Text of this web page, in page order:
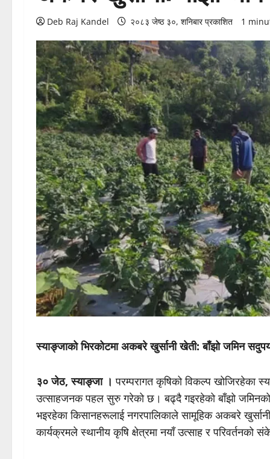
Deb Raj Kandel २०८३ जेष्ठ ३०, शनिबार प्रकाशित 1
स्याङ्जाको भिरकोटमा अकबरे खुर्सानी खेती: बाँझो जमिन
३० जेठ, स्याङ्जा । परम्परागत कृषिको विकल्प खोजिरहेका
उत्साहजनक पहल सुरु गरेको छ। बढ्दै गइरहेको बाँझो
भइरहेका किसानहरूलाई नगरपालिकाले सामूहिक अकबरे
कार्यक्रमले स्थानीय कृषि क्षेत्रमा नयाँ उत्साह र परिवर्तनको